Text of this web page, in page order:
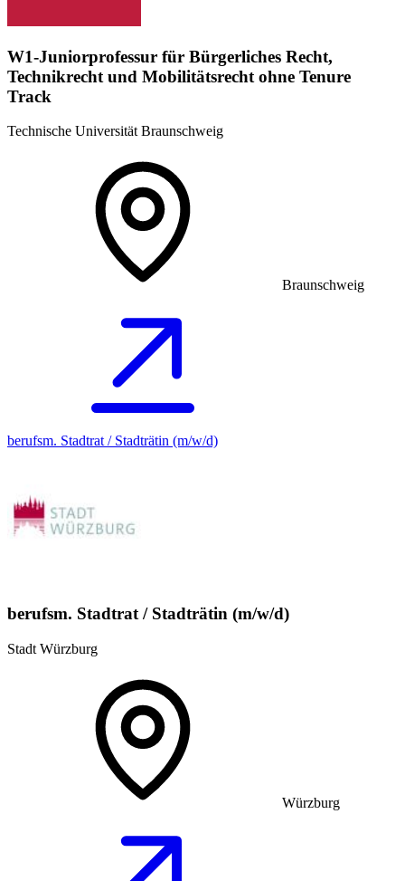
W1-Juniorprofessur für Bürgerliches Recht,
Technikrecht und Mobilitätsrecht ohne Tenure
Track
Technische Universität Braunschweig
Braunschweig
berufsm. Stadtrat / Stadträtin (m/w/d)
berufsm. Stadtrat / Stadträtin (m/w/d)
Stadt Würzburg
Würzburg